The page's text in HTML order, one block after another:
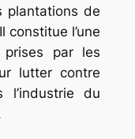
plantations de
constitue l’une
prises par les
lutter contre
du